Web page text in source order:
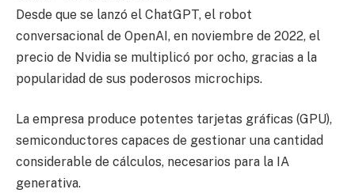
Desde que se lanzó el ChatGPT, el robot
conversacional de OpenAI, en noviembre de 2022, el
precio de Nvidia se multiplicó por ocho, gracias a la
popularidad de sus poderosos microchips.
La empresa produce potentes tarjetas gráficas (GPU),
semiconductores capaces de gestionar una cantidad
considerable de cálculos, necesarios para la IA
generativa.